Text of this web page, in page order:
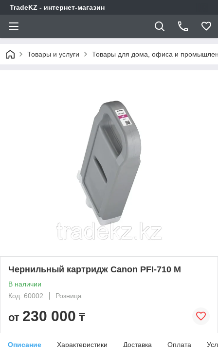
TradeKZ - интернет-магазин
Товары и услуги Товары для дома, офиса и
Чернильный картридж Canon PFI-710 M
В наличии
Код: 60002
Розница
от 230 000 ₸
Описание Характеристики Доставка Оплата